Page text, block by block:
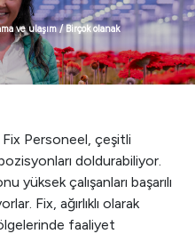
ve ulaşım / Birçok olanak
Fix Personeel, çeşitli
doldurabiliyor.
yüksek çalışanları başarılı
Fix, ağırlıklı olarak
faaliyet